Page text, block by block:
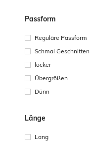
Passform
Reguläre Passform
Schmal Geschnitten
locker
Übergrößen
Dünn
Länge
Lang